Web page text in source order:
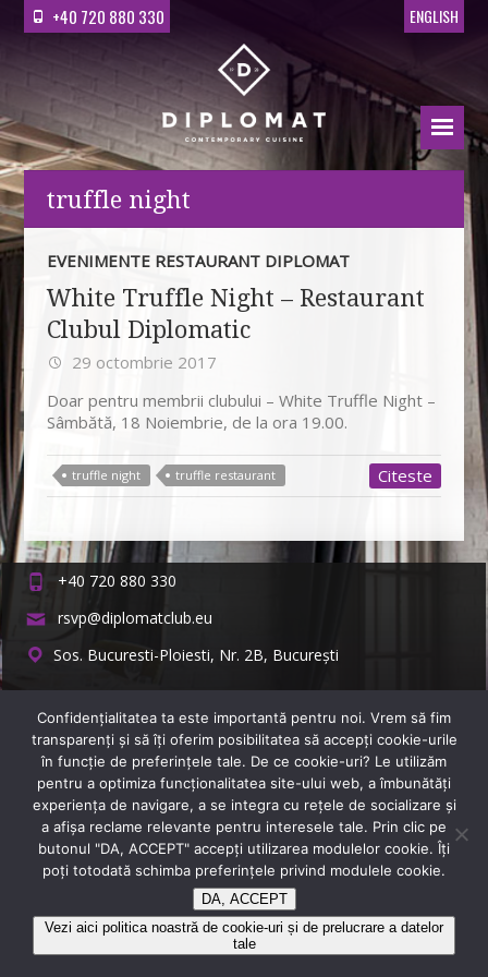
+40 720 880 330 ENGLISH
truffle night
EVENIMENTE RESTAURANT DIPLOMAT
White Truffle Night – Restaurant
Clubul Diplomatic
29 octombrie 2017
Doar pentru membrii clubului – White Truffle Night –
Sâmbătă, 18 Noiembrie, de la ora 19.00.
truffle night truffle restaurant Citeste
+40 720 880 330
rsvp@diplomatclub.eu
Sos. Bucuresti-Ploiesti, Nr. 2B, București
Copyright © 2026 Restaurant Diplomat
Confidenţialitatea ta este importantă pentru noi. Vrem să fim
transparenţi și să îţi oferim posibilitatea să accepţi cookie-urile
în funcţie de preferinţele tale. De ce cookie-uri? Le utilizăm
pentru a optimiza funcţionalitatea site-ului web, a îmbunătăţi
experienţa de navigare, a se integra cu reţele de socializare şi
a afişa reclame relevante pentru interesele tale. Prin clic pe
butonul "DA, ACCEPT" accepţi utilizarea modulelor cookie. Îţi
poţi totodată schimba preferinţele privind modulele cookie.
DA, ACCEPT
Vezi aici politica noastră de cookie-uri și de prelucrare a datelor
tale